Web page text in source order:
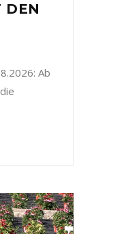
DEN
Ab